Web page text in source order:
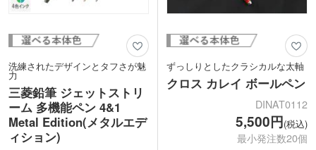
洗練されたデザインとタフさが魅
力
三菱鉛筆 ジェットストリ
ーム 多機能ペン 4&1
Metal Edition(メタルエデ
ィション)
ずっしりとしたクラシカルな太軸
クロス カレイ ボールペン
DINAT0112
5,500円(税込)
最小発注数20個